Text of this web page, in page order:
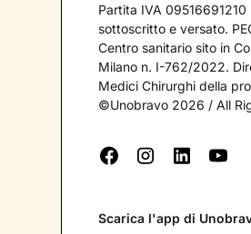
Partita IVA
sottoscritto e versato.
Centro sanitario sito in
Milano n. I-762/2022.
Medici Chirurghi della
©Unobravo 2026 / All
Scarica l'app di